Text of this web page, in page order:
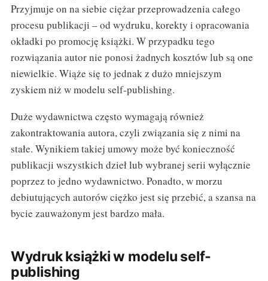
Przyjmuje on na siebie ciężar przeprowadzenia całego
procesu publikacji – od wydruku, korekty i opracowania
okładki po promocję książki. W przypadku tego
rozwiązania autor nie ponosi żadnych kosztów lub są one
niewielkie. Wiąże się to jednak z dużo mniejszym
zyskiem niż w modelu self-publishing.
Duże wydawnictwa często wymagają również
zakontraktowania autora, czyli związania się z nimi na
stałe. Wynikiem takiej umowy może być konieczność
publikacji wszystkich dzieł lub wybranej serii wyłącznie
poprzez to jedno wydawnictwo. Ponadto, w morzu
debiutujących autorów ciężko jest się przebić, a szansa na
bycie zauważonym jest bardzo mała.
Wydruk książki w modelu self-
publishing